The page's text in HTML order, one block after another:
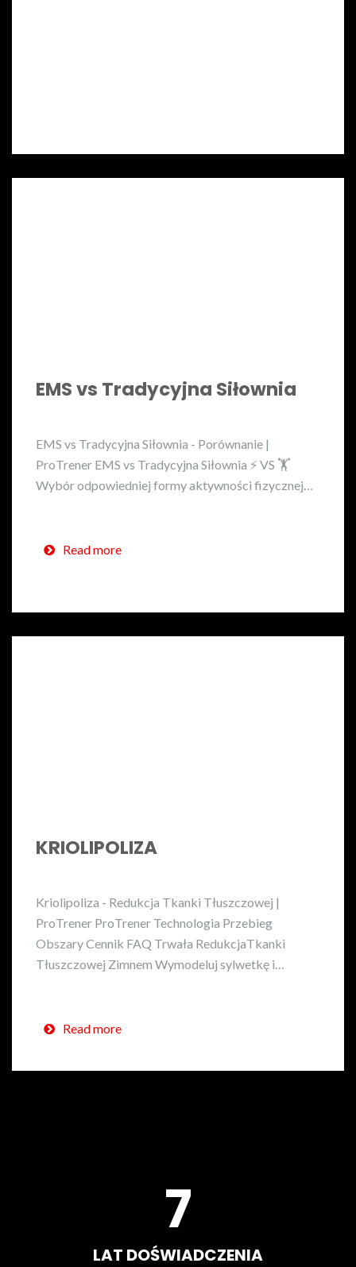
EMS vs Tradycyjna Siłownia
EMS vs Tradycyjna Siłownia - Porównanie |
ProTrener EMS vs Tradycyjna Siłownia ⚡ VS 🏋️
Wybór odpowiedniej formy aktywności fizycznej…
Read more
KRIOLIPOLIZA
Kriolipoliza - Redukcja Tkanki Tłuszczowej |
ProTrener ProTrener Technologia Przebieg
Obszary Cennik FAQ Trwała RedukcjaTkanki
Tłuszczowej Zimnem Wymodeluj sylwetkę i…
Read more
8
LAT DOŚWIADCZENIA